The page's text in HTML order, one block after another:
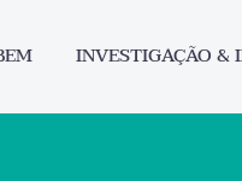
INVESTIGAÇÃO &